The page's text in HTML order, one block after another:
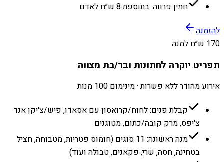
חמין פרווה: בתוספת 8 ש״ח לאדם
להזמנה
170 ש״ח למנה
תפריט יוקרה לחתונות ובר/בת מצווה
אירוע מהודר ללא פשרות · מינימום 100 מנות
קבלת פנים: לחוח/קרואסון עם אסאדו, פיש/צ׳יקן אנד
צ׳יפס, מרק קובה/כתום, מטוגנים
מנה ראשונה: 11 סוגים (חומוס פטריות, מטבוחה, חציל
בטחינה, חסה, שרי, פקאנים, טבולה ועוד)